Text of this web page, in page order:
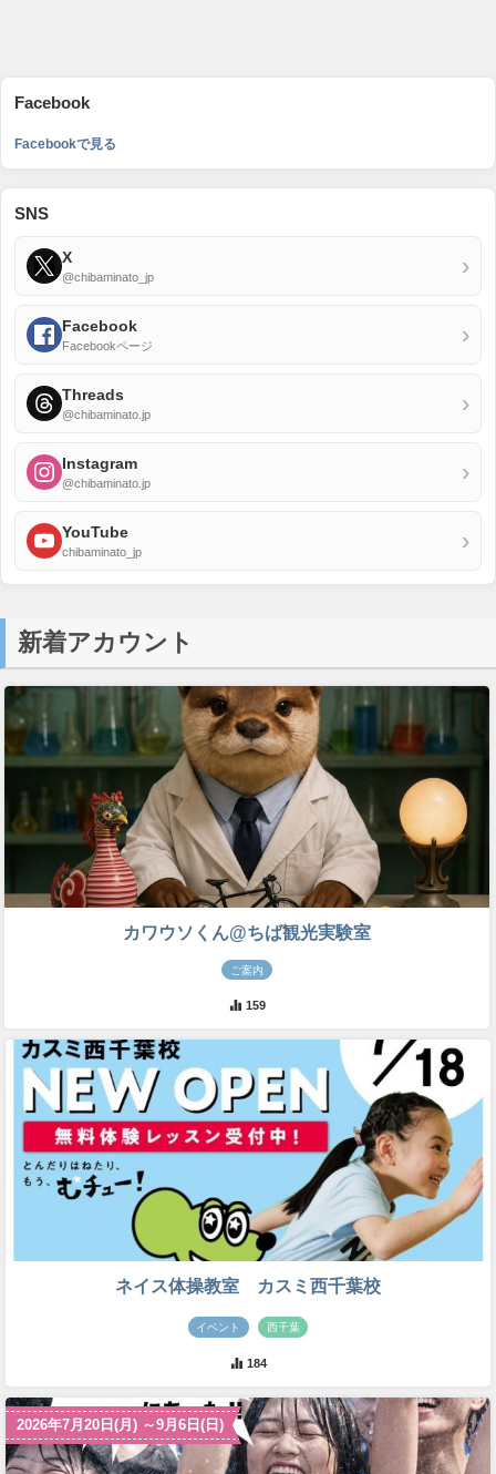
Facebook
Facebookで見る
SNS
X
@chibaminato_jp ›
Facebook
Facebookページ ›
Threads
@chibaminato.jp ›
Instagram
@chibaminato.jp ›
YouTube
chibaminato_jp ›
新着アカウント
カワウソくん@ちば観光実験室
ご案内
159
ネイス体操教室 カスミ西千葉校
イベント 西千葉
184
2026年7月20日(月) ～9月6日(日)